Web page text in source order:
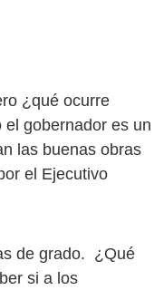
¿qué ocurre
gobernador es un
las buenas obras
el Ejecutivo
de grado. ¿Qué
si a los